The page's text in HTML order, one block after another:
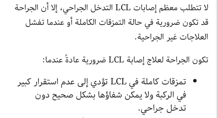
لا تتطلب معظم إصابات LCL التدخل الجراحي، إلا أن الجراحة
قد تكون ضرورية في حالة التمزقات الكاملة أو عندما تفشل
العلاجات غير الجراحية.
تكون الجراحة لعلاج إصابة LCL ضرورية عادةً عندما:
تمزقات كاملة في LCL تؤدي إلى عدم استقرار كبير
في الركبة ولا يمكن شفاؤها بشكل صحيح دون
تدخل جراحي.